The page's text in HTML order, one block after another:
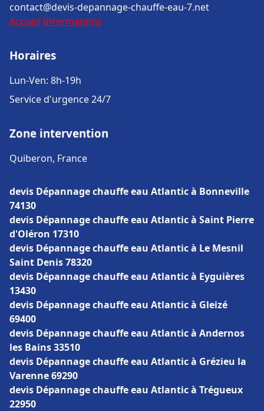
contact@devis-depannage-chauffe-eau-7.net
Accueil Informations
Horaires
Lun-Ven: 8h-19h
Service d'urgence 24/7
Zone intervention
Quiberon, France
devis Dépannage chauffe eau Atlantic à Bonneville
74130
devis Dépannage chauffe eau Atlantic à Saint Pierre
d'Oléron 17310
devis Dépannage chauffe eau Atlantic à Le Mesnil
Saint Denis 78320
devis Dépannage chauffe eau Atlantic à Eyguières
13430
devis Dépannage chauffe eau Atlantic à Gleizé
69400
devis Dépannage chauffe eau Atlantic à Andernos
les Bains 33510
devis Dépannage chauffe eau Atlantic à Grézieu la
Varenne 69290
devis Dépannage chauffe eau Atlantic à Trégueux
22950